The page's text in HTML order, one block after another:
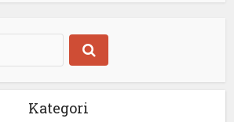
Kategori